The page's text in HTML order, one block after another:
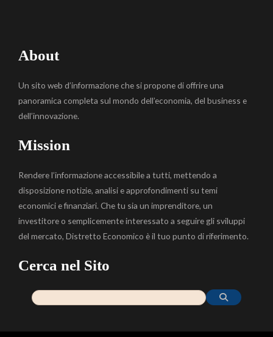
About
Un sito web d’informazione che si propone di offrire una
panoramica completa sul mondo dell’economia, del business e
dell’innovazione.
Mission
Rendere l’informazione accessibile a tutti, mettendo a
disposizione notizie, analisi e approfondimenti su temi
economici e finanziari. Che tu sia un imprenditore, un
investitore o semplicemente interessato a seguire gli sviluppi
del mercato, Distretto Economico è il tuo punto di riferimento.
Cerca nel Sito